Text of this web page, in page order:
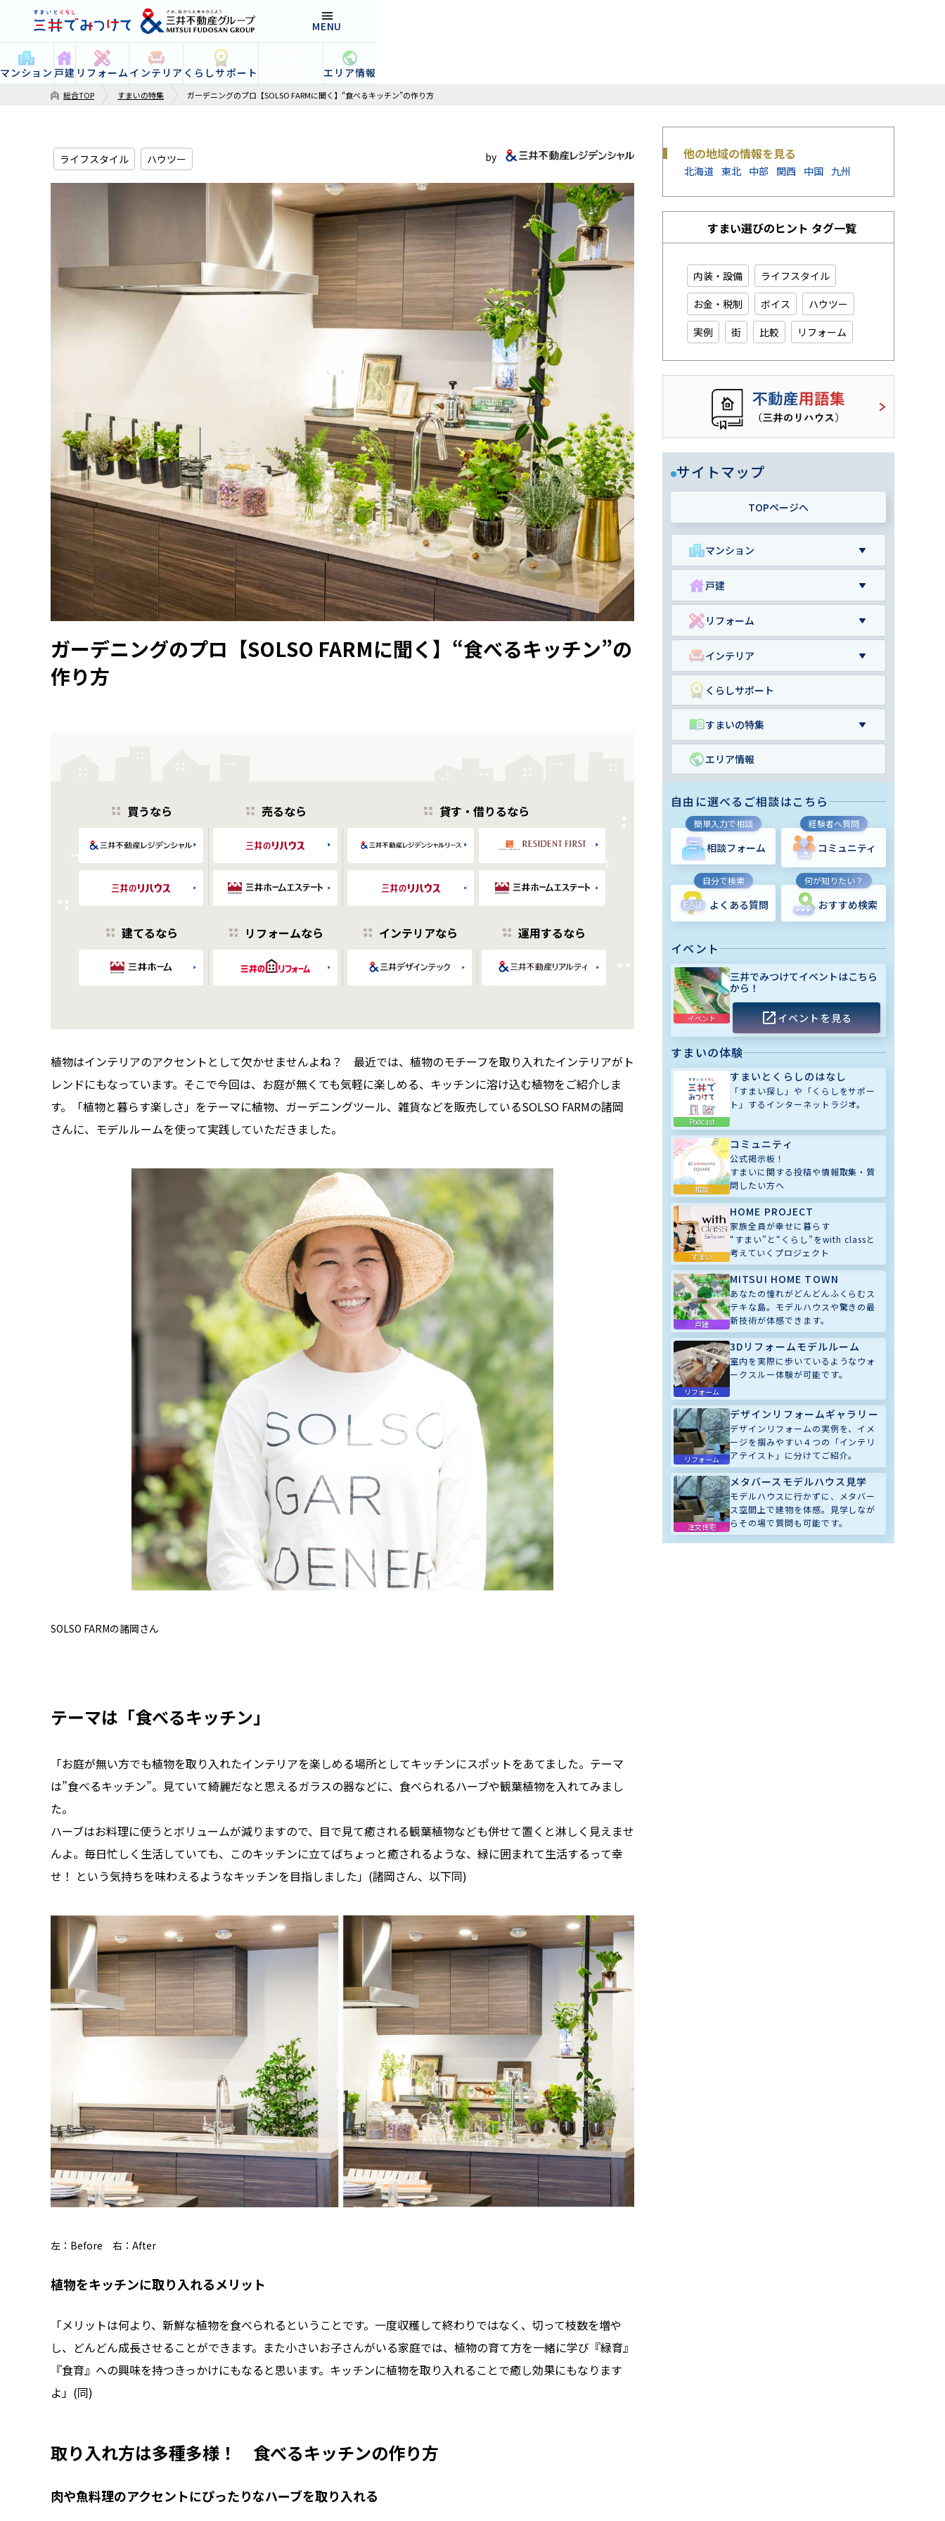
MENU
マンション 戸建 リフォーム インテリア くらしサポート エリア情報
総合TOP すまいの特集 ガーデニングのプロ【SOLSO FARMに聞く】“食べるキッチン”の作り方
ライフスタイル ハウツー
ガーデニングのプロ【SOLSO FARMに聞く】“食べるキッチン”の
作り方
買うなら 売るなら
建てるなら リフォームなら
貸す・借りるなら
インテリアなら 運用するなら
植物はインテリアのアクセントとして欠かせませんよね？ 最近では、植物のモチーフを取り入れたインテリアがト
レンドにもなっています。そこで今回は、お庭が無くても気軽に楽しめる、キッチンに溶け込む植物をご紹介しま
す。「植物と暮らす楽しさ」をテーマに植物、ガーデニングツール、雑貨などを販売しているSOLSO FARMの諸岡
さんに、モデルルームを使って実践していただきました。
SOLSO FARMの諸岡さん
テーマは「食べるキッチン」
「お庭が無い方でも植物を取り入れたインテリアを楽しめる場所としてキッチンにスポットをあてました。テーマ
は”食べるキッチン”。見ていて綺麗だなと思えるガラスの器などに、食べられるハーブや観葉植物を入れてみまし
た。
ハーブはお料理に使うとボリュームが減りますので、目で見て癒される観葉植物なども併せて置くと淋しく見えませ
んよ。毎日忙しく生活していても、このキッチンに立てばちょっと癒されるような、緑に囲まれて生活するって幸
せ！ という気持ちを味わえるようなキッチンを目指しました」(諸岡さん、以下同)
左：Before 右：After
植物をキッチンに取り入れるメリット
「メリットは何より、新鮮な植物を食べられるということです。一度収穫して終わりではなく、切って枝数を増や
し、どんどん成長させることができます。また小さいお子さんがいる家庭では、植物の育て方を一緒に学び『緑育』
『食育』への興味を持つきっかけにもなると思います。キッチンに植物を取り入れることで癒し効果にもなります
よ」(同)
取り入れ方は多種多様！ 食べるキッチンの作り方
肉や魚料理のアクセントにぴったりなハーブを取り入れる
他の地域の情報を見る
北海道 東北 中部 関西 中国 九州
すまい選びのヒント タグ一覧
内装・設備
ライフスタイル
お金・税制
ボイス
ハウツー
実例
街 比較 リフォーム
サイトマップ
TOPページへ
マンション
戸建
リフォーム
インテリア
くらしサポート
すまいの特集
エリア情報
自由に選べるご相談はこちら
簡単入力で相談
相談フォーム
経験者へ質問
コミュニティ
自分で検索
よくある質問
何が知りたい？
おすすめ検索
イベント
イベント
三井でみつけてイベントはこちら
から！
イベントを見る
すまいの体験
Podcast
すまいとくらしのはなし
「すまい探し」や「くらしをサポー
ト」するインターネットラジオ。
相談
コミュニティ
公式掲示板！
すまいに関する投稿や情報取集・質
問したい方へ
すまい
HOME PROJECT
家族全員が幸せに暮らす
“すまい”と“くらし”をwith classと
考えていくプロジェクト
戸建
MITSUI HOME TOWN
あなたの憧れがどんどんふくらむス
テキな島。モデルハウスや驚きの最
新技術が体感できます。
リフォーム
3Dリフォームモデルルーム
室内を実際に歩いているようなウォ
ークスルー体験が可能です。
リフォーム
デザインリフォームギャラリー
デザインリフォームの実例を、イメ
ージを掴みやすい４つの「インテリ
アテイスト」に分けてご紹介。
注文住宅
メタバースモデルハウス見学
モデルハウスに行かずに、メタバー
ス空間上で建物を体感。見学しなが
らその場で質問も可能です。